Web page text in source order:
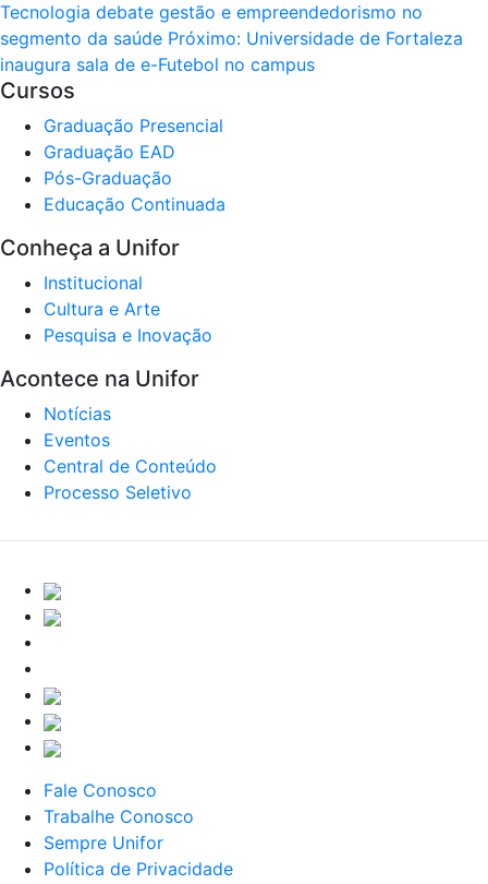
Tecnologia debate gestão e empreendedorismo no
segmento da saúde Próximo: Universidade de Fortaleza
inaugura sala de e-Futebol no campus
Cursos
Graduação Presencial
Graduação EAD
Pós-Graduação
Educação Continuada
Conheça a Unifor
Institucional
Cultura e Arte
Pesquisa e Inovação
Acontece na Unifor
Notícias
Eventos
Central de Conteúdo
Processo Seletivo
Fale Conosco
Trabalhe Conosco
Sempre Unifor
Política de Privacidade